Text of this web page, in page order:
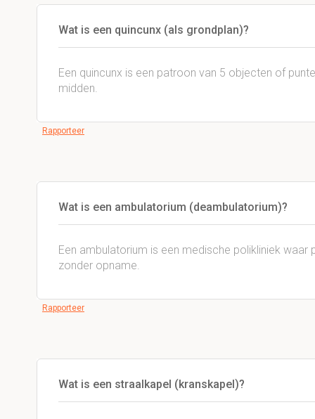
Wat is een quincunx (als grondplan)?
Een quincunx is een patroon van 5 objecten of
midden.
Rapporteer
Wat is een ambulatorium (deambulatorium)?
Een ambulatorium is een medische polikliniek waar
zonder opname.
Rapporteer
Wat is een straalkapel (kranskapel)?